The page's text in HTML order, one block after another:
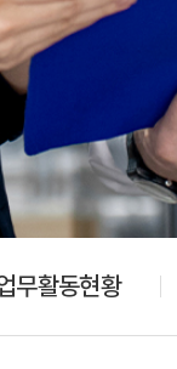
무활동현황